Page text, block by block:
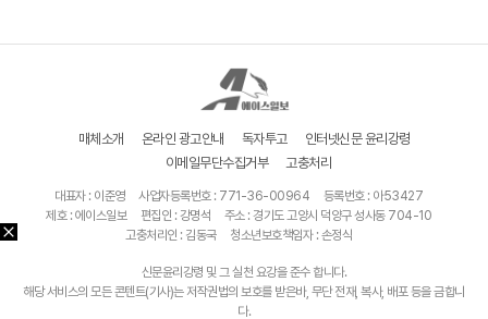
매체소개 온라인 광고안내 독자투고
인터넷신문 윤리강령
이메일무단수집거부
고충처리
대표자 : 이준영 사업자등록번호 : 771-36-00964
등록번호 : 아53427
제호 : 에이스일보
편집인 : 강명석
주소 : 경기도 고양시 덕양구 성사동 704-10
고충처리인 : 김동국
청소년보호책임자 : 손정식
신문윤리강령 및 그 실천 요강을 준수 합니다.
해당 서비스의 모든 콘텐트(기사)는 저작권법의 보호를 받은바, 무단 전재, 복사, 배포 등을 금합니
다.